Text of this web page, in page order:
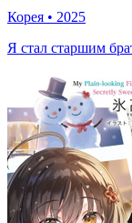
Корея • 2025
Я стал старшим